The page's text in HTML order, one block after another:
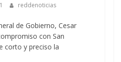
reddenoticias
de Gobierno, Cesar
con San
corto y preciso la